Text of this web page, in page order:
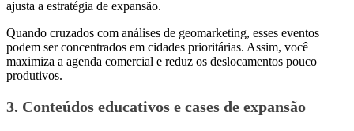
ajusta a estratégia de expansão.
Quando cruzados com análises de geomarketing, esses eventos
podem ser concentrados em cidades prioritárias. Assim, você
maximiza a agenda comercial e reduz os deslocamentos pouco
produtivos.
3. Conteúdos educativos e cases de expansão